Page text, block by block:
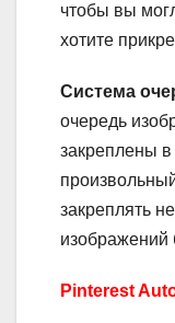
чтобы вы
хотите
Система
очередь
закреплены в
закреплять
изображений
Pinterest